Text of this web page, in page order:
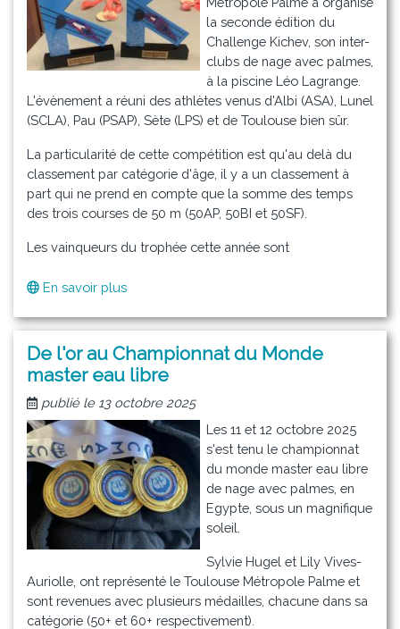
la seconde édition du
Challenge Kichev, son inter-
clubs de nage avec palmes,
à la piscine Léo Lagrange.
L'évènement a réuni des athlètes venus d'Albi (ASA), Lunel
(SCLA), Pau (PSAP), Sète (LPS) et de Toulouse bien sûr.
La particularité de cette compétition est qu'au delà du
classement par catégorie d'âge, il y a un classement à
part qui ne prend en compte que la somme des temps
des trois courses de 50 m (50AP, 50BI et 50SF).
Les vainqueurs du trophée cette année sont
En savoir plus
Kichev
édition
2025
De l'or au Championnat du Monde
master eau libre
publié le 13 octobre 2025
Les 11 et 12 octobre 2025
s'est tenu le championnat
du monde master eau libre
de nage avec palmes, en
Egypte, sous un magnifique
soleil.
Sylvie Hugel et Lily Vives-
Auriolle, ont représenté le Toulouse Métropole Palme et
sont revenues avec plusieurs médailles, chacune dans sa
catégorie (50+ et 60+ respectivement).